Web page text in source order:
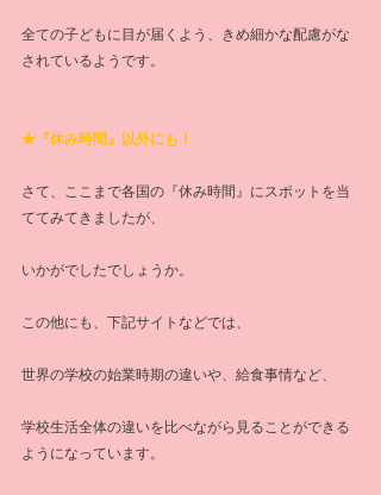
全ての子どもに目が届くよう、きめ細かな配慮がな
されているようです。
★『休み時間』以外にも！
さて、ここまで各国の『休み時間』にスポットを当
ててみてきましたが、
いかがでしたでしょうか。
この他にも、下記サイトなどでは、
世界の学校の始業時期の違いや、給食事情など、
学校生活全体の違いを比べながら見ることができる
ようになっています。